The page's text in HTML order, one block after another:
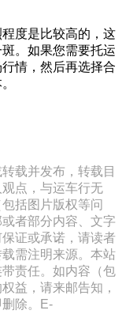
度是比较高的，这
。如果您需要托运
情，然后再选择合
载并发布，转载目
点，与运车行无
括图片版权等问
者部分内容、文字
证或承诺，请读者
需注明来源。本站
责任。如内容（包
益，请来邮告知，
除。E-